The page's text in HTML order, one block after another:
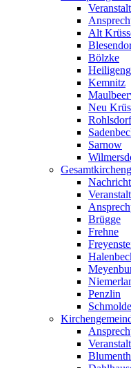
Alt
Bölzke
Kemnitz
Neu
Rohlsdorf
Sarnow
Brügge
Frehne
Penzlin
Schmolde